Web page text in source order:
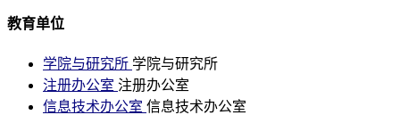
教育单位
学院与研究所 学院与研究所
注册办公室 注册办公室
信息技术办公室 信息技术办公室